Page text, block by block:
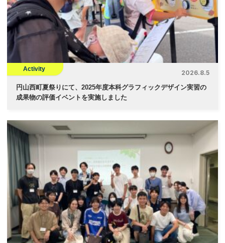
ョ
ン
Activity
2026.8.5
円山西町夏祭りにて、2025年度本科グラフィックデザイン実習の
成果物の評価イベントを実施しました